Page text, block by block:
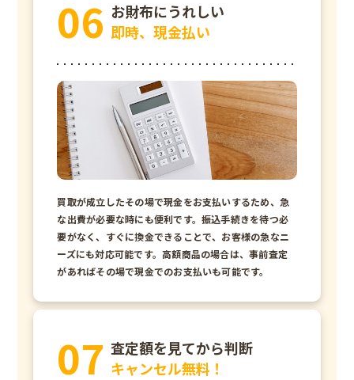
お財布にうれしい
即時、現金払い
買取が成立したその場で現金をお支払いするため、急
な出費が必要な時にも便利です。振込手続きを待つ必
要がなく、すぐに換金できることで、お客様の急なニ
ーズにも対応可能です。高額商品の場合は、事前査定
があればその場で現金でのお支払いも可能です。
査定額を見てから判断
キャンセル無料！